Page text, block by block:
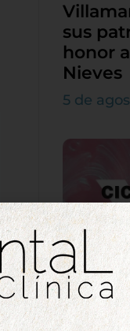
sus
honor
Nieves
5 de